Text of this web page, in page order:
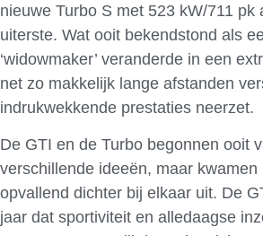
nieuwe Turbo S met 523 kW/711 pk
uiterste. Wat ooit bekendstond als
‘widowmaker’ veranderde in een
net zo makkelijk lange afstanden
indrukwekkende prestaties neerzet.
De GTI en de Turbo begonnen ooit
verschillende ideeën, maar
opvallend dichter bij elkaar uit. De
jaar dat sportiviteit en alledaagse